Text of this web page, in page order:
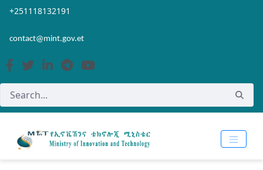
Skip to Main Content
Open Accessibility Menu
+251118132191
contact@mint.gov.et